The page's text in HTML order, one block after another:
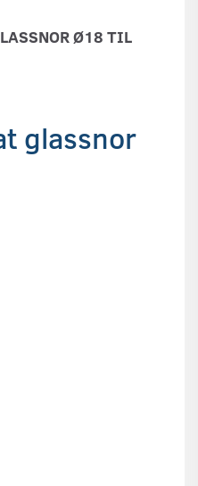
Ø18 TIL
glassnor